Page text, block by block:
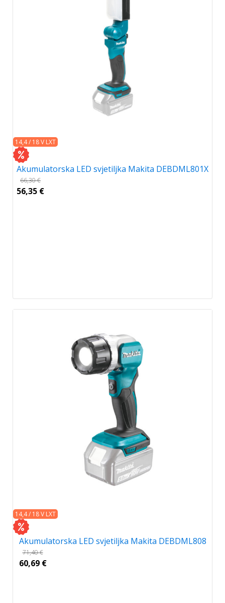
14,4 / 18 V LXT
Akumulatorska LED svjetiljka Makita DEBDML801X
66,30€
56,35 €
14,4 / 18 V LXT
Akumulatorska LED svjetiljka Makita DEBDML808
71,40€
60,69 €